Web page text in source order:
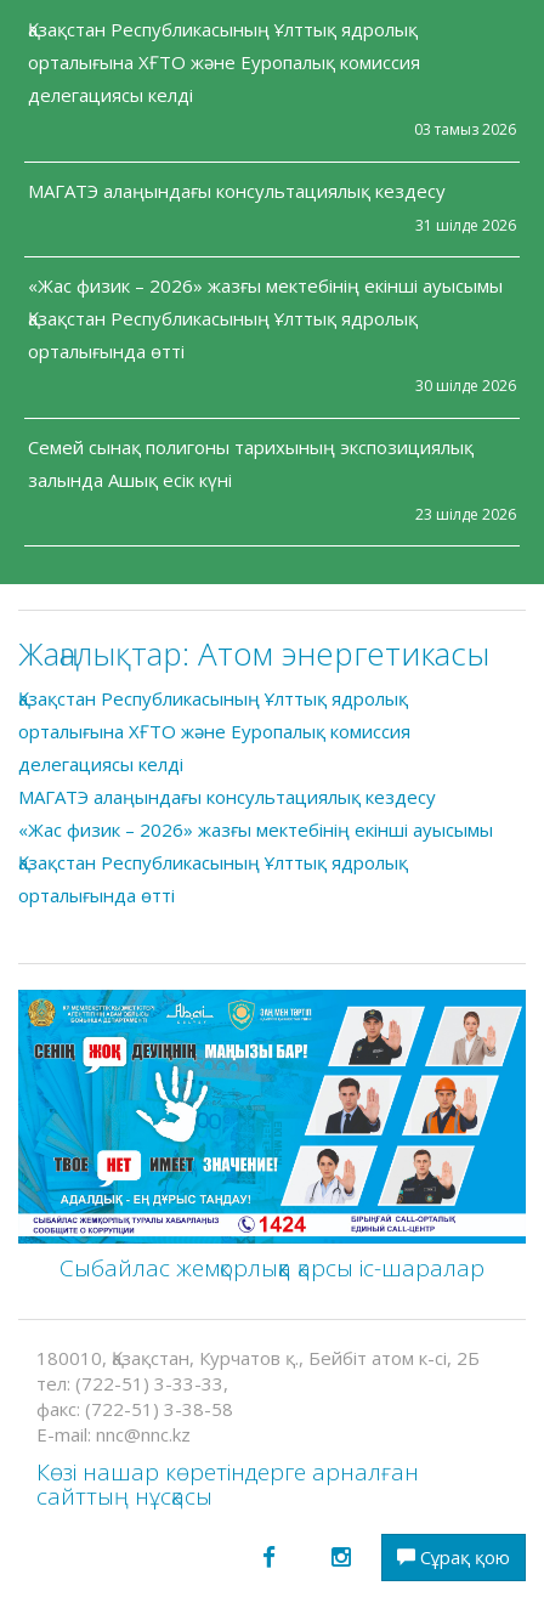
Қазақстан Республикасының Ұлттық ядролық
орталығына ХҒТО және Еуропалық комиссия
делегациясы келді
03 тамыз 2026
МАГАТЭ алаңындағы консультациялық кездесу
31 шілде 2026
«Жас физик – 2026» жазғы мектебінің екінші ауысымы
Қазақстан Республикасының Ұлттық ядролық
орталығында өтті
30 шілде 2026
Семей сынақ полигоны тарихының экспозициялық
залында Ашық есік күні
23 шілде 2026
Жаңалықтар: Атом энергетикасы
Қазақстан Республикасының Ұлттық ядролық
орталығына ХҒТО және Еуропалық комиссия
делегациясы келді
МАГАТЭ алаңындағы консультациялық кездесу
«Жас физик – 2026» жазғы мектебінің екінші ауысымы
Қазақстан Республикасының Ұлттық ядролық
орталығында өтті
Сыбайлас жемқорлыққа қарсы іс-шаралар
180010, Қазақстан, Курчатов қ., Бейбіт атом к-сі, 2Б
тел: (722-51) 3-33-33,
факс: (722-51) 3-38-58
E-mail: nnc@nnc.kz
Көзі нашар көретіндерге арналған
сайттың нұсқасы
Сұрақ қою